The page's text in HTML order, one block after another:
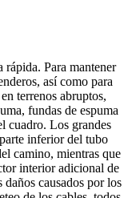
rápida. Para mantener
así como para
terrenos abruptos,
fundas de espuma
cuadro. Los grandes
inferior del tubo
camino, mientras que
interior adicional de
causados por los